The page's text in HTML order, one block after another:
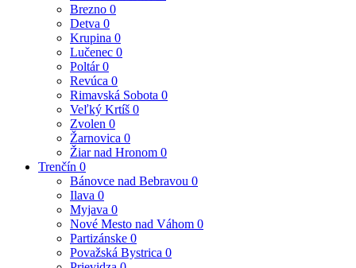
Brezno 0
Detva 0
Krupina 0
Lučenec 0
Poltár0
Revúca 0
Rimavská Sobota 0
Veľký Krtíš 0
Zvolen 0
Žarnovica 0
Žiar nad Hronom 0
Trenčín 0
Bánovce nad Bebravou 0
Ilava 0
Myjava 0
Nové Mesto nad Váhom 0
Partizánske 0
Považská Bystrica 0